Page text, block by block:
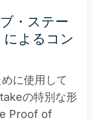
・ステー
によるコン
に使用して
の特別な形
Proof of